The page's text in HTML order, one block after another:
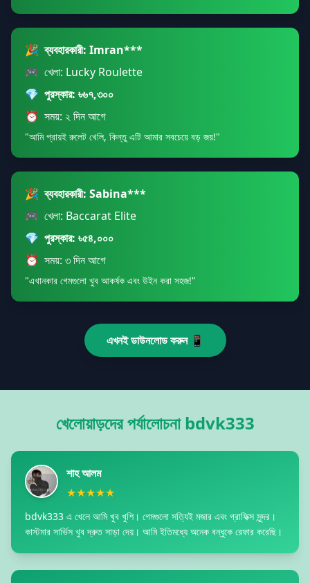
🎉 ব্যবহারকারী: Imran***
🎮 খেলা: Lucky Roulette
💎 পুরস্কার: ৳৬৭,৩০০
⏰ সময়: ২ দিন আগে
"আমি প্রায়ই রুলেট খেলি, কিন্তু এটি আমার সবচেয়ে বড় জয়!"
🎉 ব্যবহারকারী: Sabina***
🎮 খেলা: Baccarat Elite
💎 পুরস্কার: ৳৫৪,০০০
⏰ সময়: ৩ দিন আগে
"এখানকার গেমগুলো খুব আকর্ষক এবং উইন করা সহজ!"
এখনই ডাউনলোড করুন 📱
খেলোয়াড়দের পর্যালোচনা bdvk333
শাহ আলম
★★★★★
bdvk333 এ খেলে আমি খুব খুশি। গেমগুলো সত্যিই মজার এবং গ্রাফিক্স সুন্দর।
কাস্টমার সার্ভিস খুব দ্রুত সাড়া দেয়। আমি ইতিমধ্যে অনেক বন্ধুকে রেফার করেছি।